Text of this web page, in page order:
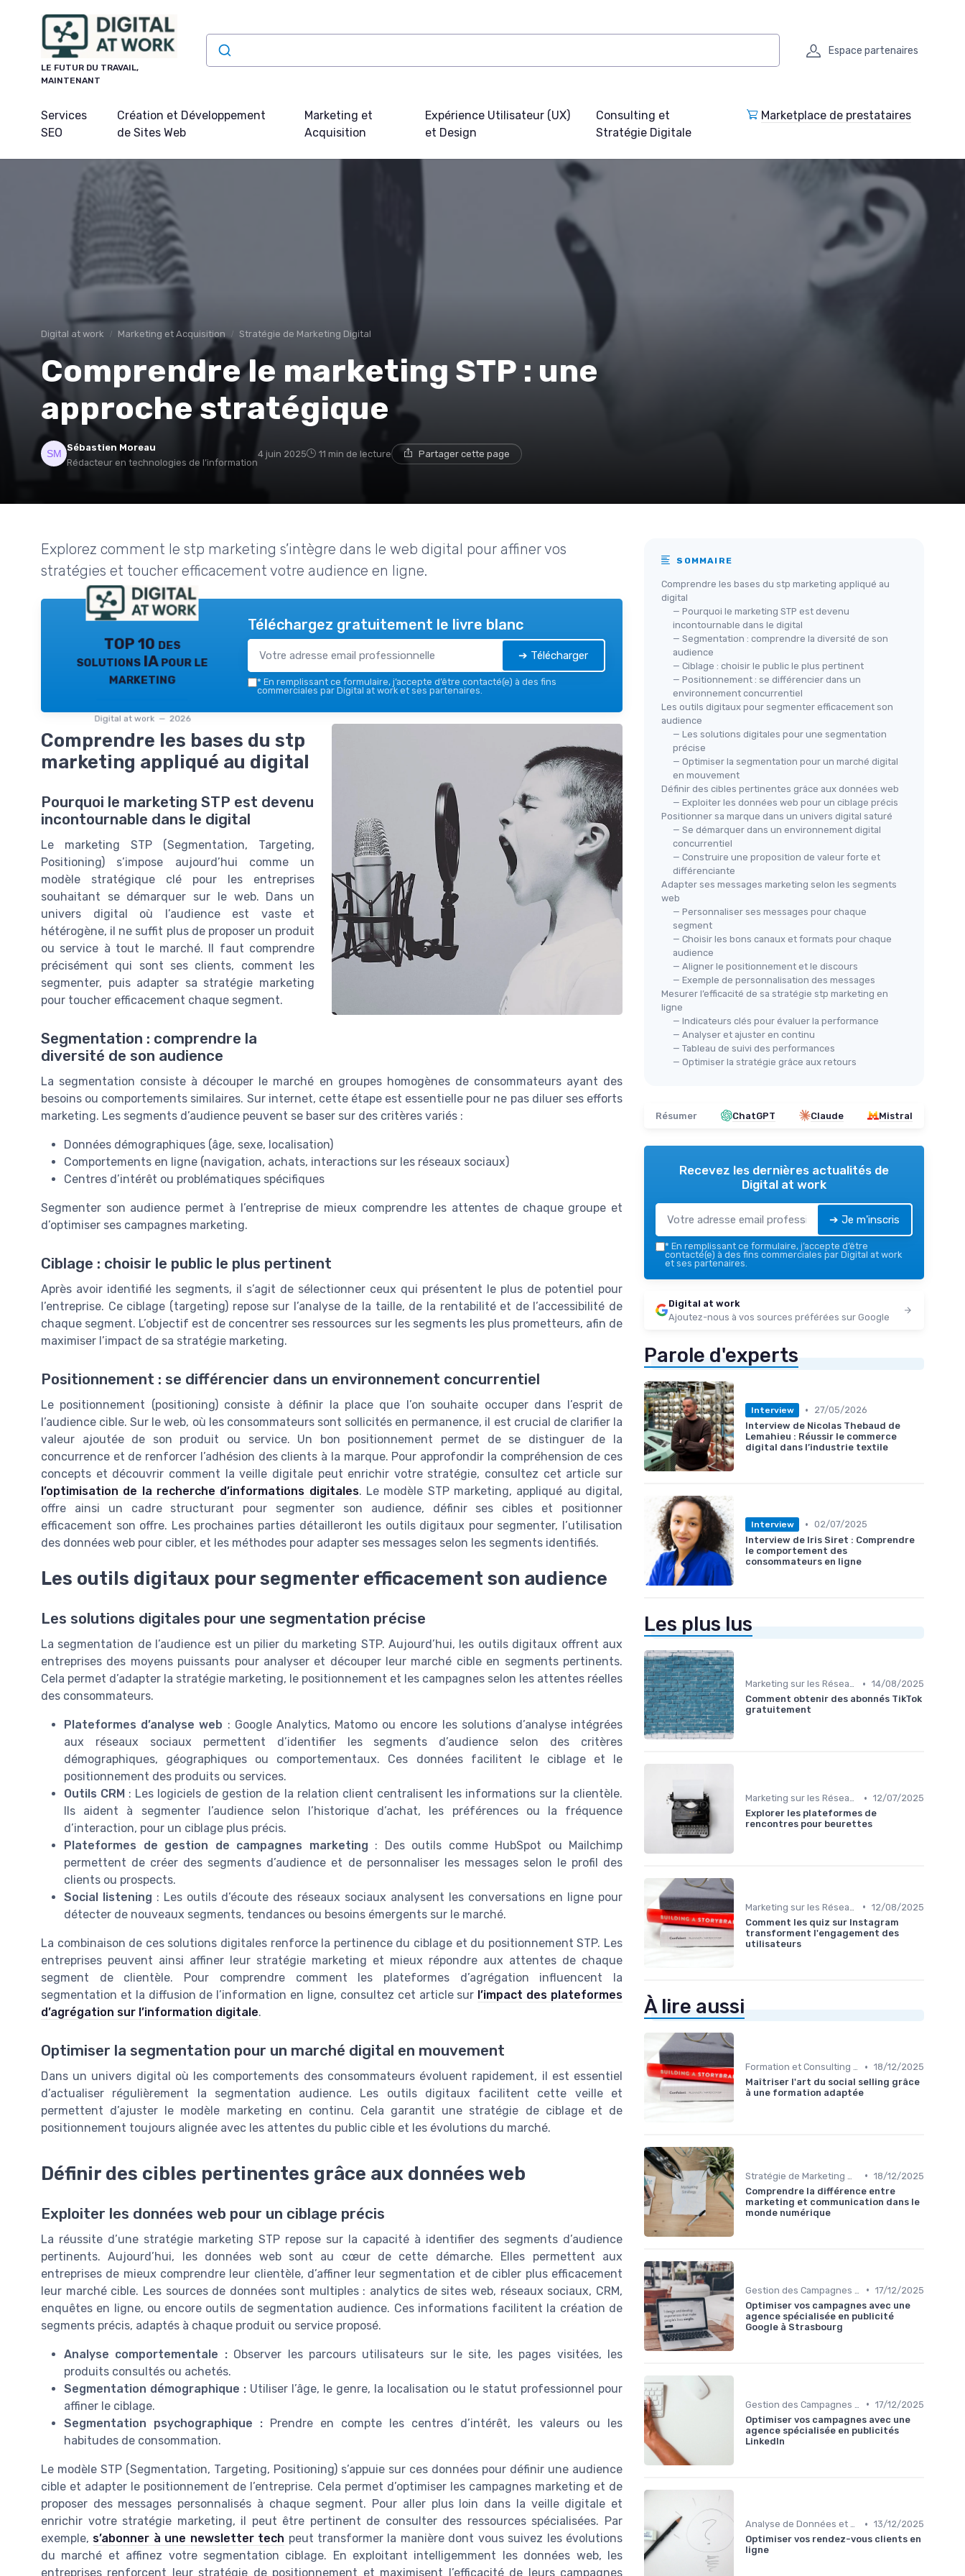
LE FUTUR DU TRAVAIL,
MAINTENANT
Espace partenaires
Services
SEO
Création et Développement
de Sites Web
Marketing et
Acquisition
Expérience Utilisateur (UX)
et Design
Consulting et
Stratégie Digitale
Marketplace de prestataires
Digital at work Marketing et Acquisition Stratégie de Marketing Digital
Comprendre le marketing STP : une
approche stratégique
Sébastien Moreau
Rédacteur en technologies de l’information
4 juin 2025 11 min de lecture Partager cette page
Explorez comment le stp marketing s’intègre dans le web digital pour affiner vos
stratégies et toucher efficacement votre audience en ligne.
TOP 10 des
solutions IA pour le
marketing
Digital at work — 2026
Téléchargez gratuitement le livre blanc
➔ Télécharger
* En remplissant ce formulaire, j’accepte d’être contacté(e) à des fins
commerciales par Digital at work et ses partenaires.
Comprendre les bases du stp
marketing appliqué au digital
Pourquoi le marketing STP est devenu
incontournable dans le digital
Le marketing STP (Segmentation, Targeting,
Positioning) s’impose aujourd’hui comme un
modèle stratégique clé pour les entreprises
souhaitant se démarquer sur le web. Dans un
univers digital où l’audience est vaste et
hétérogène, il ne suffit plus de proposer un produit
ou service à tout le marché. Il faut comprendre
précisément qui sont ses clients, comment les
segmenter, puis adapter sa stratégie marketing
pour toucher efficacement chaque segment.
Segmentation : comprendre la
diversité de son audience
La segmentation consiste à découper le marché en groupes homogènes de consommateurs ayant des
besoins ou comportements similaires. Sur internet, cette étape est essentielle pour ne pas diluer ses efforts
marketing. Les segments d’audience peuvent se baser sur des critères variés :
Données démographiques (âge, sexe, localisation)
Comportements en ligne (navigation, achats, interactions sur les réseaux sociaux)
Centres d’intérêt ou problématiques spécifiques
Segmenter son audience permet à l’entreprise de mieux comprendre les attentes de chaque groupe et
d’optimiser ses campagnes marketing.
Ciblage : choisir le public le plus pertinent
Après avoir identifié les segments, il s’agit de sélectionner ceux qui présentent le plus de potentiel pour
l’entreprise. Ce ciblage (targeting) repose sur l’analyse de la taille, de la rentabilité et de l’accessibilité de
chaque segment. L’objectif est de concentrer ses ressources sur les segments les plus prometteurs, afin de
maximiser l’impact de sa stratégie marketing.
Positionnement : se différencier dans un environnement concurrentiel
Le positionnement (positioning) consiste à définir la place que l’on souhaite occuper dans l’esprit de
l’audience cible. Sur le web, où les consommateurs sont sollicités en permanence, il est crucial de clarifier la
valeur ajoutée de son produit ou service. Un bon positionnement permet de se distinguer de la
concurrence et de renforcer l’adhésion des clients à la marque. Pour approfondir la compréhension de ces
concepts et découvrir comment la veille digitale peut enrichir votre stratégie, consultez cet article sur
l’optimisation de la recherche d’informations digitales. Le modèle STP marketing, appliqué au digital,
offre ainsi un cadre structurant pour segmenter son audience, définir ses cibles et positionner
efficacement son offre. Les prochaines parties détailleront les outils digitaux pour segmenter, l’utilisation
des données web pour cibler, et les méthodes pour adapter ses messages selon les segments identifiés.
Les outils digitaux pour segmenter efficacement son audience
Les solutions digitales pour une segmentation précise
La segmentation de l’audience est un pilier du marketing STP. Aujourd’hui, les outils digitaux offrent aux
entreprises des moyens puissants pour analyser et découper leur marché cible en segments pertinents.
Cela permet d’adapter la stratégie marketing, le positionnement et les campagnes selon les attentes réelles
des consommateurs.
Plateformes d’analyse web : Google Analytics, Matomo ou encore les solutions d’analyse intégrées
aux réseaux sociaux permettent d’identifier les segments d’audience selon des critères
démographiques, géographiques ou comportementaux. Ces données facilitent le ciblage et le
positionnement des produits ou services.
Outils CRM : Les logiciels de gestion de la relation client centralisent les informations sur la clientèle.
Ils aident à segmenter l’audience selon l’historique d’achat, les préférences ou la fréquence
d’interaction, pour un ciblage plus précis.
Plateformes de gestion de campagnes marketing : Des outils comme HubSpot ou Mailchimp
permettent de créer des segments d’audience et de personnaliser les messages selon le profil des
clients ou prospects.
Social listening : Les outils d’écoute des réseaux sociaux analysent les conversations en ligne pour
détecter de nouveaux segments, tendances ou besoins émergents sur le marché.
La combinaison de ces solutions digitales renforce la pertinence du ciblage et du positionnement STP. Les
entreprises peuvent ainsi affiner leur stratégie marketing et mieux répondre aux attentes de chaque
segment de clientèle. Pour comprendre comment les plateformes d’agrégation influencent la
segmentation et la diffusion de l’information en ligne, consultez cet article sur l’impact des plateformes
d’agrégation sur l’information digitale.
Optimiser la segmentation pour un marché digital en mouvement
Dans un univers digital où les comportements des consommateurs évoluent rapidement, il est essentiel
d’actualiser régulièrement la segmentation audience. Les outils digitaux facilitent cette veille et
permettent d’ajuster le modèle marketing en continu. Cela garantit une stratégie de ciblage et de
positionnement toujours alignée avec les attentes du public cible et les évolutions du marché.
Définir des cibles pertinentes grâce aux données web
Exploiter les données web pour un ciblage précis
La réussite d’une stratégie marketing STP repose sur la capacité à identifier des segments d’audience
pertinents. Aujourd’hui, les données web sont au cœur de cette démarche. Elles permettent aux
entreprises de mieux comprendre leur clientèle, d’affiner leur segmentation et de cibler plus efficacement
leur marché cible. Les sources de données sont multiples : analytics de sites web, réseaux sociaux, CRM,
enquêtes en ligne, ou encore outils de segmentation audience. Ces informations facilitent la création de
segments précis, adaptés à chaque produit ou service proposé.
Analyse comportementale :Observer les parcours utilisateurs sur le site, les pages visitées, les
produits consultés ou achetés.
Segmentation démographique : Utiliser l’âge, le genre, la localisation ou le statut professionnel pour
affiner le ciblage.
Segmentation psychographique : Prendre en compte les centres d’intérêt, les valeurs ou les
habitudes de consommation.
Le modèle STP (Segmentation, Targeting, Positioning) s’appuie sur ces données pour définir une audience
cible et adapter le positionnement de l’entreprise. Cela permet d’optimiser les campagnes marketing et de
proposer des messages personnalisés à chaque segment. Pour aller plus loin dans la veille digitale et
enrichir votre stratégie marketing, il peut être pertinent de consulter des ressources spécialisées. Par
exemple, s’abonner à une newsletter tech peut transformer la manière dont vous suivez les évolutions
du marché et affinez votre segmentation ciblage. En exploitant intelligemment les données web, les
entreprises renforcent leur stratégie de positionnement et maximisent l’efficacité de leurs campagnes
SOMMAIRE
Comprendre les bases du stp marketing appliqué au
digital
— Pourquoi le marketing STP est devenu
incontournable dans le digital
— Segmentation : comprendre la diversité de son
audience
— Ciblage : choisir le public le plus pertinent
— Positionnement : se différencier dans un
environnement concurrentiel
Les outils digitaux pour segmenter efficacement son
audience
— Les solutions digitales pour une segmentation
précise
— Optimiser la segmentation pour un marché digital
en mouvement
Définir des cibles pertinentes grâce aux données web
— Exploiter les données web pour un ciblage précis
Positionner sa marque dans un univers digital saturé
— Se démarquer dans un environnement digital
concurrentiel
— Construire une proposition de valeur forte et
différenciante
Adapter ses messages marketing selon les segments
web
— Personnaliser ses messages pour chaque
segment
— Choisir les bons canaux et formats pour chaque
audience
— Aligner le positionnement et le discours
— Exemple de personnalisation des messages
Mesurer l’efficacité de sa stratégie stp marketing en
ligne
— Indicateurs clés pour évaluer la performance
— Analyser et ajuster en continu
— Tableau de suivi des performances
— Optimiser la stratégie grâce aux retours
Résumer ChatGPT Claude Mistral
Recevez les dernières actualités de
Digital at work
➔ Je m'inscris
* En remplissant ce formulaire, j’accepte d’être
contacté(e) à des fins commerciales par Digital at work
et ses partenaires.
Digital at work
Ajoutez-nous à vos sources préférées sur Google
Parole d'experts
Interview •
27/05/2026
Interview de Nicolas Thebaud de
Lemahieu : Réussir le commerce
digital dans l’industrie textile
Interview • 02/07/2025
Interview de Iris Siret : Comprendre
le comportement des
consommateurs en ligne
Les plus lus
Marketing sur les Réseaux Sociaux • 14/08/2025
Comment obtenir des abonnés TikTok
gratuitement
Marketing sur les Réseaux Sociaux • 12/07/2025
Explorer les plateformes de
rencontres pour beurettes
• 12/08/2025
Comment les quiz sur Instagram
transforment l'engagement des
utilisateurs
À lire aussi
Formation et Consulting SEO • 18/12/2025
Maîtriser l'art du social selling grâce
à une formation adaptée
• 18/12/2025
Comprendre la différence entre
marketing et communication dans le
monde numérique
• 17/12/2025
Optimiser vos campagnes avec une
agence spécialisée en publicité
Google à Strasbourg
• 17/12/2025
Optimiser vos campagnes avec une
agence spécialisée en publicités
LinkedIn
Analyse de Données et Reporting • 13/12/2025
Optimiser vos rendez-vous clients en
ligne